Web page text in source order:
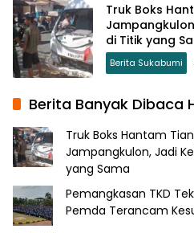
Truk Boks
di Titik yang
Berita Sukabumi
Berita Banyak Dibaca
Truk Boks Hantam
Jampangkulon, Jadi
yang Sama
Pemangkasan TKD
Pemda Terancam